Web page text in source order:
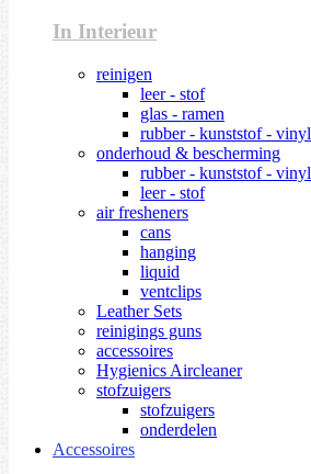
In Interieur
reinigen
leer - stof
glas - ramen
rubber - kunststof - vinyl
onderhoud & bescherming
rubber - kunststof - vinyl
leer - stof
air fresheners
cans
hanging
liquid
ventclips
Leather Sets
reinigings guns
accessoires
Hygienics Aircleaner
stofzuigers
stofzuigers
onderdelen
Accessoires